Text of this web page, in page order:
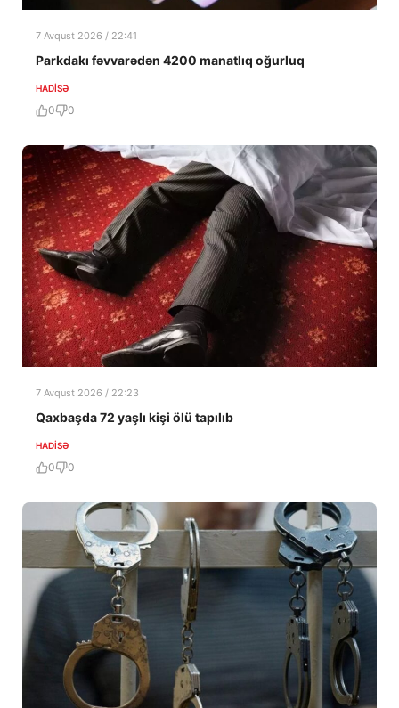
7 Avqust 2026 / 22:41
Parkdakı fəvvarədən 4200 manatlıq oğurluq
HADISƏ
0 0
7 Avqust 2026 / 22:23
Qaxbaşda 72 yaşlı kişi ölü tapılıb
HADISƏ
0 0